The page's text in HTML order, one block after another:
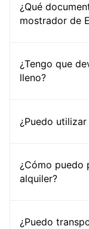
¿Qué
mostrador de
¿Tengo que
lleno?
¿Puedo
¿Cómo puedo
alquiler?
¿Puedo